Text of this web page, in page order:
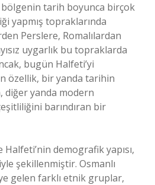
tarih boyunca birçok
yapmış topraklarında
Perslere, Romalılardan
uygarlık bu topraklarda
bugün Halfeti’yi
özellik, bir yanda tarihin
diğer yanda modern
barındıran bir
demografik yapısı,
şekillenmiştir. Osmanlı
gelen farklı etnik gruplar,